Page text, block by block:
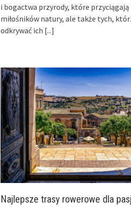
i bogactwa przyrody, które
miłośników natury, ale także tych,
odkrywać ich [...]
Najlepsze trasy rowerowe dla